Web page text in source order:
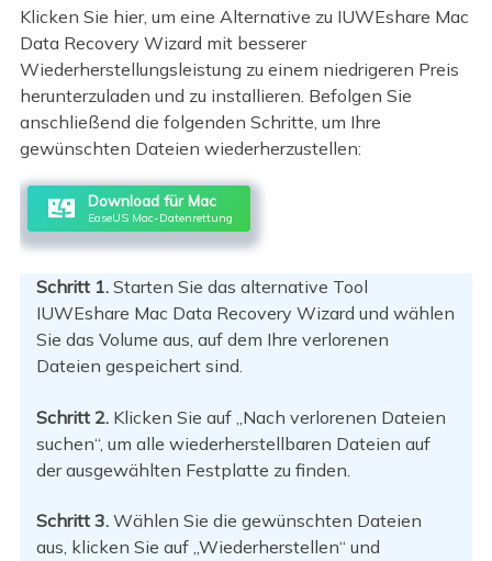
Klicken Sie hier, um eine Alternative zu IUWEshare Mac
Data Recovery Wizard mit besserer
Wiederherstellungsleistung zu einem niedrigeren Preis
herunterzuladen und zu installieren. Befolgen Sie
anschließend die folgenden Schritte, um Ihre
gewünschten Dateien wiederherzustellen:
Download für Mac
EaseUS Mac-Datenrettung
Schritt 1.Starten Sie das alternative Tool
IUWEshare Mac Data Recovery Wizard und wählen
Sie das Volume aus, auf dem Ihre verlorenen
Dateien gespeichert sind.
Schritt 2.Klicken Sie auf „Nach verlorenen Dateien
suchen“, um alle wiederherstellbaren Dateien auf
der ausgewählten Festplatte zu finden.
Schritt 3.Wählen Sie die gewünschten Dateien
aus, klicken Sie auf „Wiederherstellen“ und